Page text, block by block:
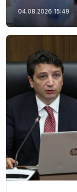
04.08.2026 15:49